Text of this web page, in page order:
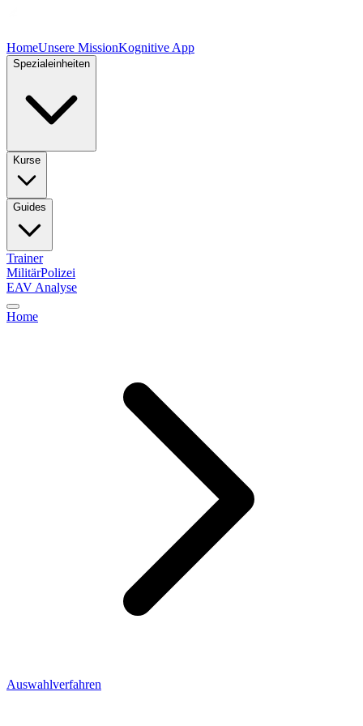
HomeUnsere MissionKognitive App
Spezialeinheiten
Kurse
Guides
Trainer
MilitärPolizei
EAV Analyse
Home
Auswahlverfahren